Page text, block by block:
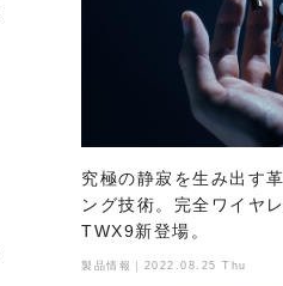
究極の静寂を生み出す
ング技術。完全ワイヤ
TWX9新登場。
製品情報｜2022.08.25 Thu